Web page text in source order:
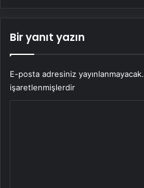
Bir yanıt yazın
E-posta adresiniz yayınlanmayacak.
işaretlenmişlerdir